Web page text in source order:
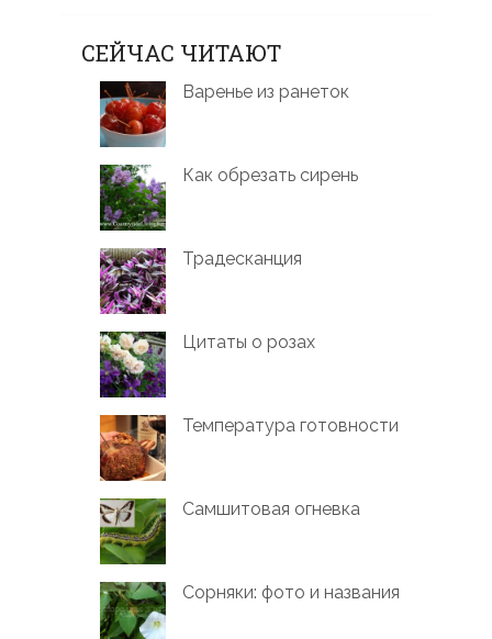
СЕЙЧАС ЧИТАЮТ
Варенье из ранеток
Как обрезать сирень
Традесканция
Цитаты о розах
Температура готовности
Самшитовая огневка
Сорняки: фото и названия